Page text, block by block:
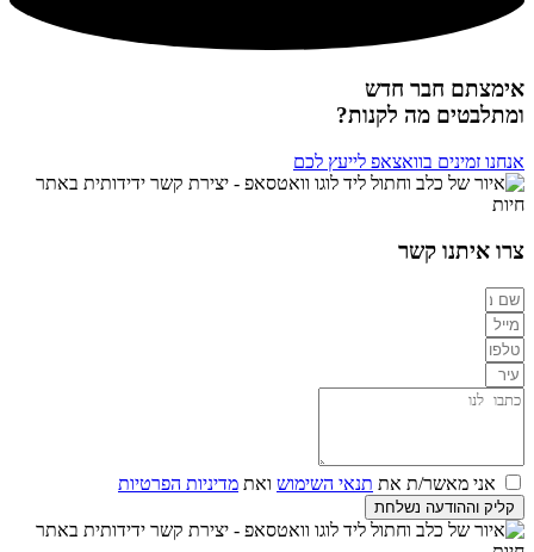
אימצתם חבר חדש
ומתלבטים מה לקנות?
אנחנו זמינים בוואצאפ לייעץ לכם
צרו איתנו קשר
אני מאשר/ת את תנאי השימוש ואת מדיניות הפרטיות
קליק וההודעה נשלחת